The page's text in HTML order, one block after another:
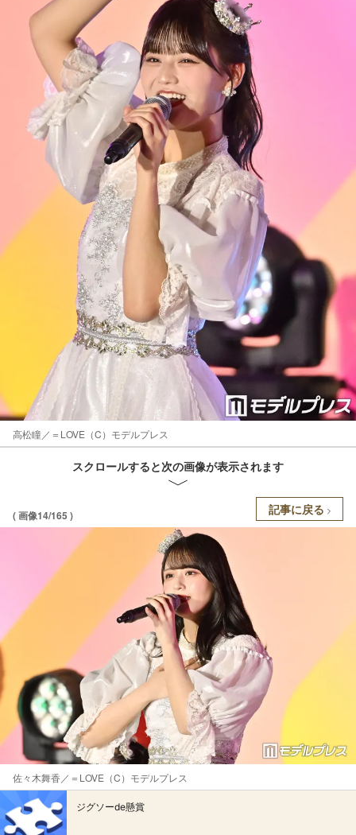
高松瞳／＝LOVE（C）モデルプレス
スクロールすると次の画像が表示されます
( 画像14/165 ) 記事に戻る
佐々木舞香／＝LOVE（C）モデルプレス
ジグソーde懸賞